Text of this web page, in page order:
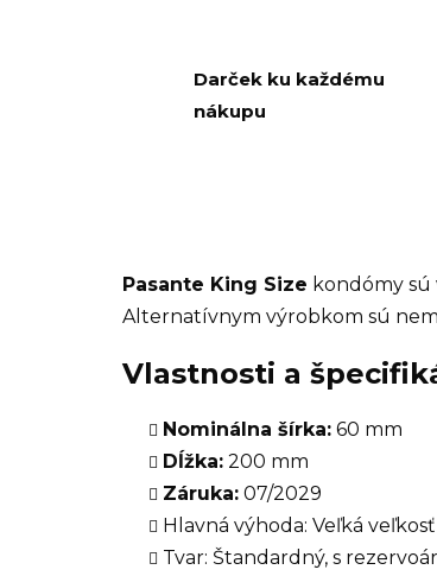
Darček ku každému
nákupu
Pasante King Size kondómy
Alternatívnym výrobkom sú
Vlastnosti a
Nominálna šírka: 60 mm
Dĺžka: 200 mm
Záruka: 07/2029
Hlavná výhoda: Veľká
Tvar: Štandardný, s